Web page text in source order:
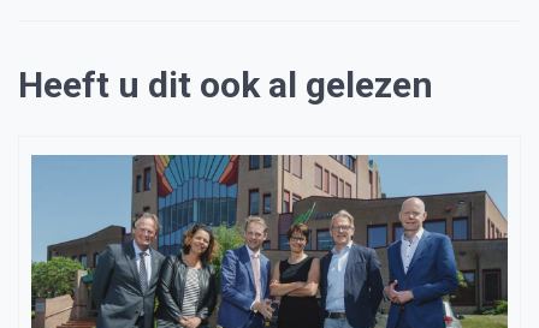
Heeft u dit ook al gelezen